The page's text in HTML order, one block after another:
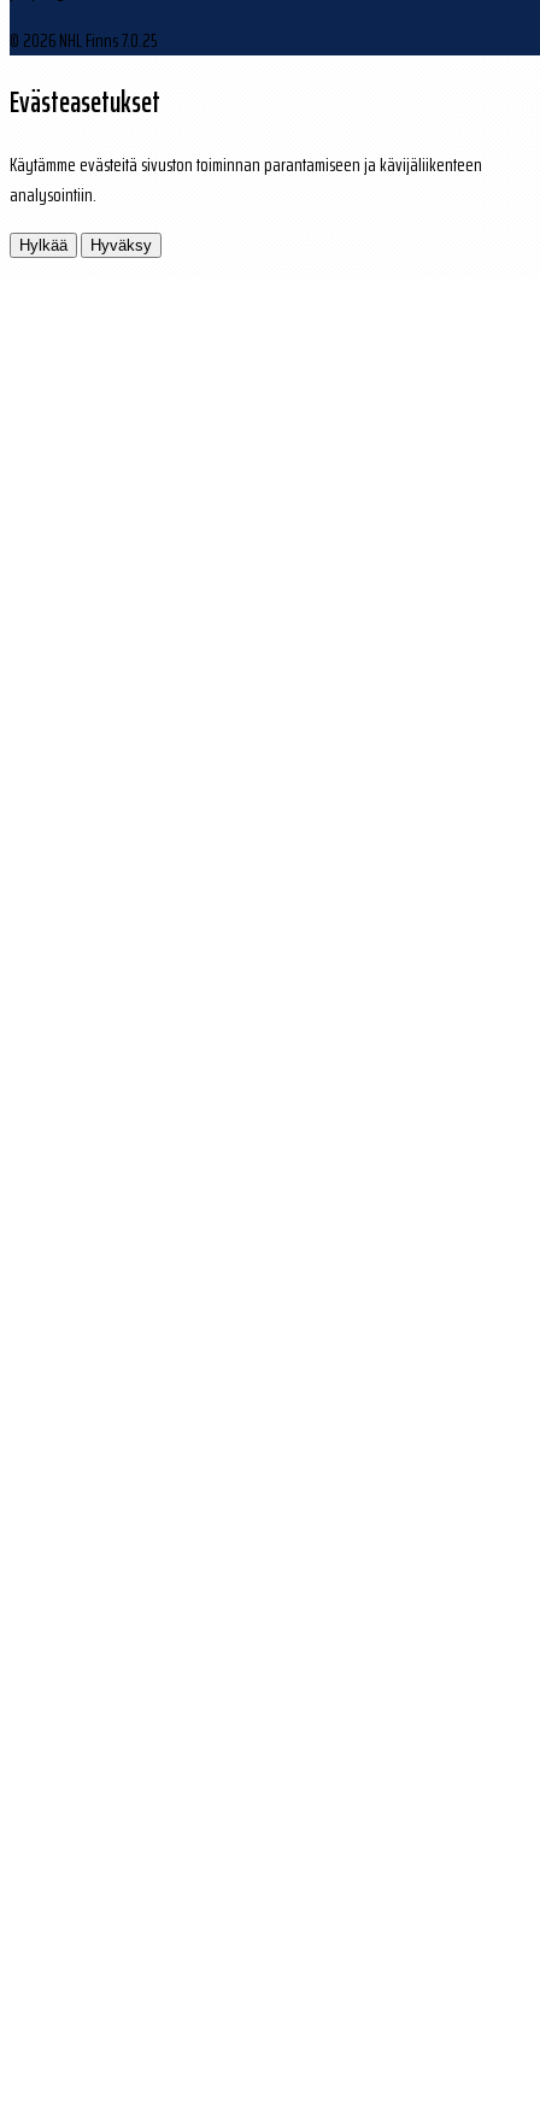
© 2026 NHL Finns7.0.25
Evästeasetukset
Käytämme evästeitä sivuston toiminnan parantamiseen ja kävijäliikenteen
analysointiin.
Hylkää Hyväksy